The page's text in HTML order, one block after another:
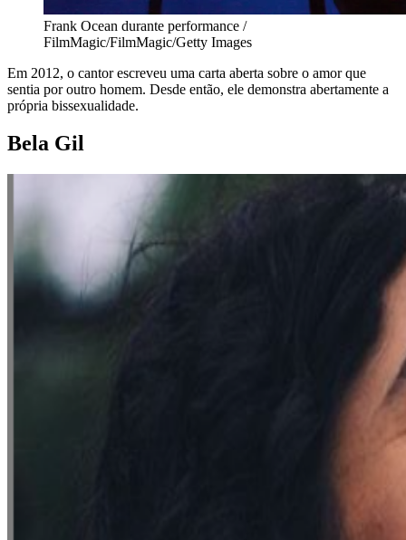
Frank Ocean durante performance /
FilmMagic/FilmMagic/Getty Images
Em 2012, o cantor escreveu uma carta aberta sobre o amor que
sentia por outro homem. Desde então, ele demonstra abertamente a
própria bissexualidade.
Bela Gil